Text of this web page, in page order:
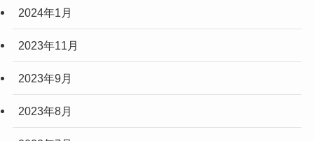
2024年1月
2023年11月
2023年9月
2023年8月